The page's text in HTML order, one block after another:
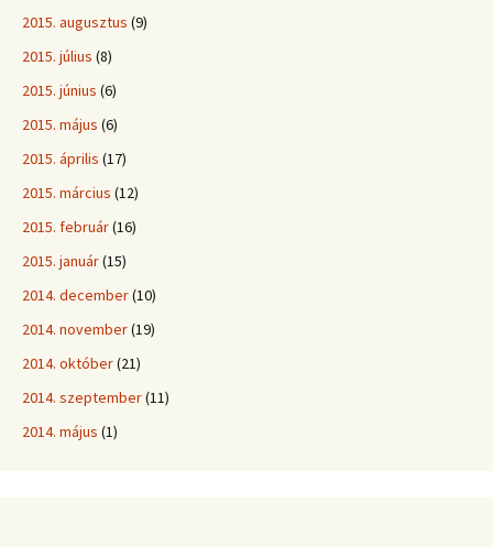
2015. augusztus (9)
2015. július (8)
2015. június (6)
2015. május (6)
2015. április (17)
2015. március (12)
2015. február(16)
2015. január(15)
2014. december(10)
2014. november(19)
2014. október(21)
2014. szeptember(11)
2014. május (1)